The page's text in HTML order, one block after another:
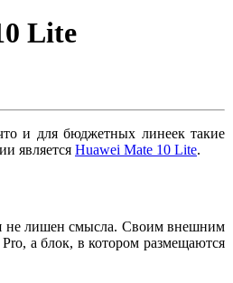
Lite
и для бюджетных линеек такие
является Huawei Mate 10 Lite.
не лишен смысла. Своим внешним
а блок, в котором размещаются